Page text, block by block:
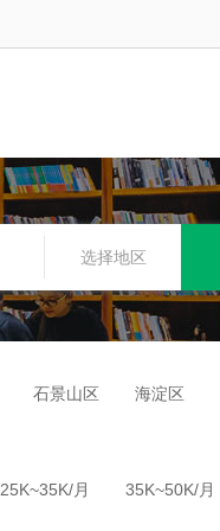
选择地区
石景山区 海淀区
25K~35K/月 35K~50K/月